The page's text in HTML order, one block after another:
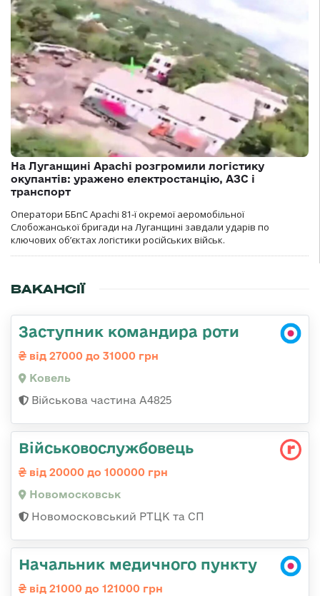
На Луганщині Apachi розгромили логістику
окупантів: уражено електростанцію, АЗС і
транспорт
Оператори ББпС Apachi 81-ї окремої аеромобільної
Слобожанської бригади на Луганщині завдали ударів по
ключових об’єктах логістики російських військ.
ВАКАНСІЇ
Заступник командира роти
від 27000 до 31000 грн
Ковель
Військова частина А4825
Військовослужбовець
від 20000 до 100000 грн
Новомосковськ
Новомосковський РТЦК та СП
Начальник медичного пункту
від 21000 до 121000 грн